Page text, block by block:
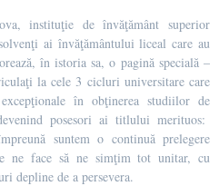
instituţie de învăţământ superior
ai învăţământului liceal care au
în istoria sa, o pagină specială –
la cele 3 cicluri universitare care
în obţinerea studiilor de
posesori ai titlului merituos:
suntem o continuă prelegere
ne face să ne simţim tot unitar, cu
depline de a persevera.